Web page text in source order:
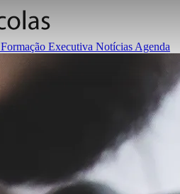
Formação Executiva Notícias Agenda